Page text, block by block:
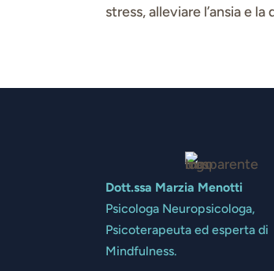
stress, alleviare l’ansia e
Dott.ssa Marzia Menotti
Psicologa Neuropsicologa,
Psicoterapeuta ed esperta di
Mindfulness.